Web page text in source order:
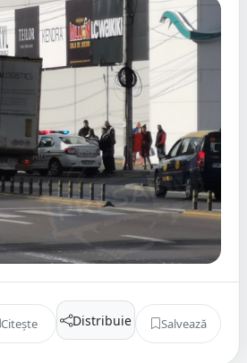
Citește Distribuie Salvează